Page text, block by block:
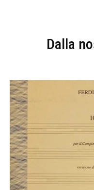
Dalla